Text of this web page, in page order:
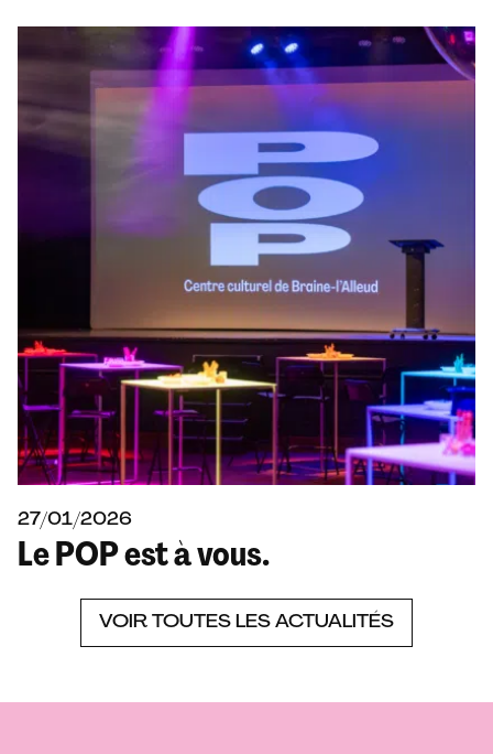
27/01/2026
Le POP est à vous.
VOIR TOUTES LES ACTUALITÉS